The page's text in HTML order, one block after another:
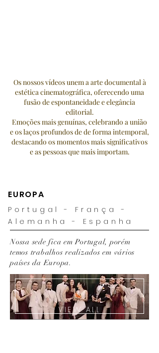
Os nossos vídeos unem a arte documental à
estética cinematográfica, oferecendo uma
fusão de espontaneidade e elegância
editorial.
Emoções mais genuínas, celebrando a união
e os laços profundos de de forma intemporal,
destacando os momentos mais significativos
e as pessoas que mais importam.
EUROPA
Portugal - França -
Alemanha - Espanha
Nossa sede fica em Portugal, porém
temos trabalhos realizados em vários
países da Europa.
VIEW ALL